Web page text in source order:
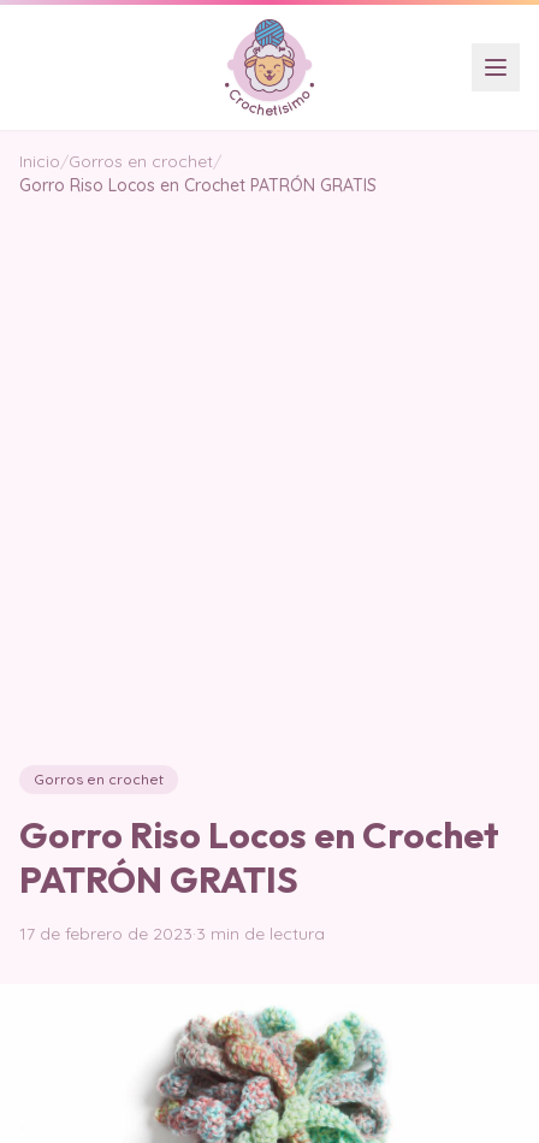
Inicio/Gorros en crochet/
Gorro Riso Locos en Crochet PATRÓN GRATIS
Gorros en crochet
Gorro Riso Locos en Crochet
PATRÓN GRATIS
17 de febrero de 2023·3 min de lectura